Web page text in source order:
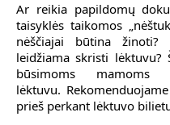
Ar reikia papildomų
taisyklės taikomos
nėščiajai būtina
leidžiama skristi lėktuvu?
būsimoms mamoms
lėktuvu.
prieš perkant lėktuvo